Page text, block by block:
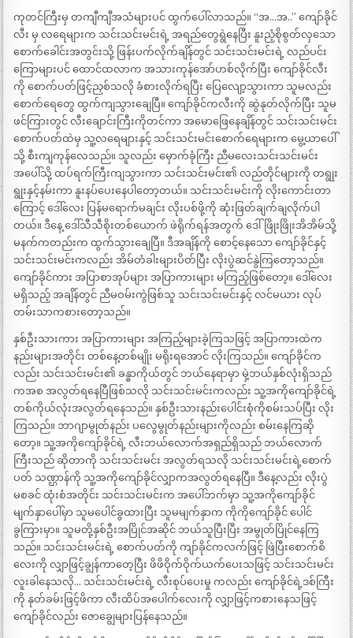
ကုတင်ကြီးမှ တကျီကျီအသံများပင် ထွက်ပေါ်လာသည်။ “အ…အ..” ကျော်ခိုင်
လီး မှ လရေများက သင်းသင်းမင်းရဲ့ အရည်တွေရွဲနေပြီး နူးညံ့စိုစွတ်လှသော
စောက်ခေါင်းအတွင်းသို့ ဖြန်းပက်လိုက်ချိန်တွင် သင်းသင်းမင်းရဲ့ လည်ပင်း
ကြောများပင် ထောင်ထလာက အသားကုန်အော်ဟစ်လိုက်ပြီး ကျော်ခိုင်လီး
ကို စောက်ပတ်ဖြင့်ညှစ်သလို ခံစားလိုက်ရပြီး ပြေလျော့သွားကာ သူမလည်း
စောက်ရေတွေ ထွက်ကျသွားချေပြီ။ ကျော်ခိုင်ကလီးကို ဆွဲနုတ်လိုက်ပြီး သူမ
ဖင်ကြားတွင် လီးချောင်းကြီးကိုတင်ကာ အမောဖြေနေချိန်တွင် သင်းသင်းမင်း
စောက်ပတ်ထဲမှ သူ့လရေများနှင့် သင်းသင်းမင်းစောက်ရေများက မွေ့ယာပေါ်
သို့ စီးကျကုန်လေသည်။ သူလည်း မှောက်ခုံကြီး ညီမလေးသင်းသင်းမင်း
အပေါ်သို့ ထပ်ရက်ကြီးကျသွားကာ သင်းသင်းမင်း၏ လည်တိုင်များကို တရွုး
ရွုးနှင့်နမ်းကာ နူးနပ်ပေးနေပါတော့တယ်။ သင်းသင်းမင်းကို လိုးကောင်းတာ
ကြောင့် ဒေါ်လေး ပြန်မရောက်မချင်း လိုးပစ်ဖို့ကို ဆုံးဖြတ်ချက်ချလိုက်ပါ
တယ်။ ဒီနေ့ ဒေါ်သီသီစိုးတစ်ယောက် ဖဲရိုက်ရန်အတွက် ဒေါ်ဖြိုးဖြိုးအိအိမ်သို့
မနက်ကတည်းက ထွက်သွားချေပြီ။ ဒီအချိန်ကို စောင့်နေသော ကျော်ခိုင်နှင့်
သင်းသင်းမင်းကလည်း အိမ်တံခါးများပိတ်ပြီး လိုးပွဲဆင်နွဲကြတော့သည်။
ကျော်ခိုင်ကား အပြာစာအုပ်များ အပြာကားများ မကြည့်ဖြစ်တော့။ ဒေါ်လေး
မရှိသည့် အချိန်တွင် ညီမဝမ်းကွဲဖြစ်သူ သင်းသင်းမင်းနှင့် လင်မယား လုပ်
တမ်းသာကစားတော့သည်။
နှစ်ဦးသားကား အပြာကားများ အကြည့်များခဲ့ကြသဖြင့် အပြာကားထဲက
နည်းများအတိုင်း တစ်နေ့တစ်မျိုး မရိုးရအောင် လိုးကြသည်။ ကျော်ခိုင်က
လည်း သင်းသင်းမင်း၏ ခန္ဓာကိုယ်တွင် ဘယ်နေရာမှာ မှဲ့ဘယ်နှစ်လုံးရှိသည်
ကအစ အလွတ်ရနေပြီဖြစ်သလို သင်းသင်းမင်းကလည်း သူ့အကိုကျော်ခိုင်ရဲ့
တစ်ကိုယ်လုံးအလွတ်ရနေသည်။ နှစ်ဦးသားနည်းပေါင်းစုံကိုစမ်းသပ်ပြီး လိုး
ကြသည်။ ဘာဂျာမွုတ်နည်း ပလွေမွုတ်နည်းများကိုလည်း စမ်းနေကြဆို
တော့။ သူ့အကိုကျော်ခိုင်ရဲ့ လီးဘယ်လောက်အရှည်ရှိသည် ဘယ်လောက်
ကြီးသည် ဆိုတာကို သင်းသင်းမင်း အလွတ်ရသလို သင်းသင်းမင်းရဲ့စောက်
ပတ် သဏ္ဌာန်ကို သူ့အကိုကျော်ခိုင်လျှာကအလွတ်ရနေပြီ။ ဒီနေ့လည်း လိုးပွဲ
မစခင် ထုံးစံအတိုင်း သင်းသင်းမင်းက အပေါ်ဘက်မှာ သူ့အကိုကျော်ခိုင်
မျက်နှာပေါ်မှာ သူမပေါင်ခွထားပြီး သူမမျက်နှာက ကိုကိုကျော်ခိုင် ပေါင်
ခွကြားမှာ။ သူမတို့နှစ်ဦးအပြိုင်အဆိုင် ဘယ်သူပြီးပြီး အမွုတ်ပြိုင်နေကြ
သည်။ သင်းသင်းမင်းရဲ့ စောက်ပတ်ကို ကျာ်ခိုင်ကလက်ဖြင့် ဖြဲပြီးစောက်စိ
လေးကို လျှာဖြင့်ချွန်ကာတေ့ပြီး ဖိဖိဝိုက်ဝိုက်ယက်ပေးသဖြင့် သင်းသင်းမင်း
လူးခါနေသလို… သင်းသင်းမင်းရဲ့ လီးစုပ်ပေးမှု ကလည်း ကျော်ခိုင်ရဲ့ဒစ်ကြီး
ကို နုတ်ခမ်းဖြင့်ဖိကာ လီးထိပ်အပေါက်လေးကို လျှာဖြင့်ကစားနေသဖြင့်
ကျော်ခိုင်လည်း ဇောချွေများပြန်နေသည်။